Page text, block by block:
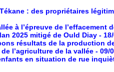
: des propriétaires
à l’épreuve de l’effacement
2025 mitigé de Ould Diay -
résultats de la production
l’agriculture de la vallée - 09/
en situation de rue